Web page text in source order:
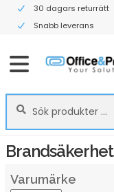
30 dagars returrätt
Snabb leverans
Sök
efter:
Sök
Brandsäkerhet
Varumärke